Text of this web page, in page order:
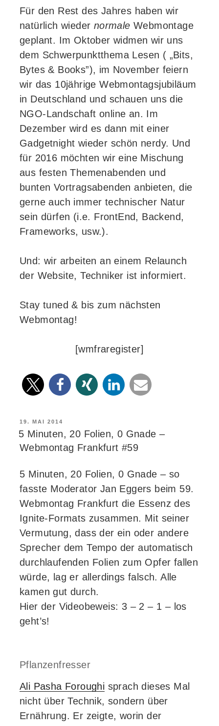
Für den Rest des Jahres haben wir
natürlich wieder normale Webmontage
geplant. Im Oktober widmen wir uns
dem Schwerpunktthema Lesen ( „Bits,
Bytes & Books”), im November feiern
wir das 10jährige Webmontagsjubiläum
in Deutschland und schauen uns die
NGO-Landschaft online an. Im
Dezember wird es dann mit einer
Gadgetnight wieder schön nerdy. Und
für 2016 möchten wir eine Mischung
aus festen Themenabenden und
bunten Vortragsabenden anbieten, die
gerne auch immer technischer Natur
sein dürfen (i.e. FrontEnd, Backend,
Frameworks, usw.).
Und: wir arbeiten an einem Relaunch
der Website, Techniker ist informiert.
Stay tuned & bis zum nächsten
Webmontag!
[wmfraregister]
VERÖFFENTLICHT
AM
19. MAI 2014
5 Minuten, 20 Folien, 0 Gnade –
Webmontag Frankfurt #59
5 Minuten, 20 Folien, 0 Gnade – so
fasste Moderator Jan Eggers beim 59.
Webmontag Frankfurt die Essenz des
Ignite-Formats zusammen. Mit seiner
Vermutung, dass der ein oder andere
Sprecher dem Tempo der automatisch
durchlaufenden Folien zum Opfer fallen
würde, lag er allerdings falsch. Alle
kamen gut durch.
Hier der Videobeweis: 3 – 2 – 1 – los
geht’s!
Pflanzenfresser
Ali Pasha Foroughi sprach dieses Mal
nicht über Technik, sondern über
Ernährung. Er zeigte, worin der